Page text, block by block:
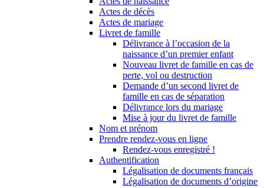
Actes de décès
Actes de mariage
Livret de famille
Délivrance à l’occasion de la
naissance d’un premier enfant
Nouveau livret de famille en cas de
perte, vol ou destruction
Demande d’un second livret de
famille en cas de séparation
Délivrance lors du mariage
Mise à jour du livret de famille
Nom et prénom
Prendre rendez-vous en ligne
Rendez-vous enregistré !
Authentification
Légalisation de documents français
Légalisation de documents d’origine